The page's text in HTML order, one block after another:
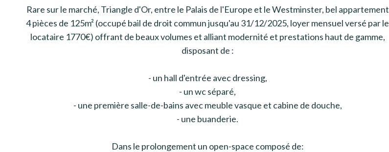
Rare sur le marché, Triangle d'Or, entre le Palais de l'Europe et le Westminster, bel appartement
4 pièces de 125m² (occupé bail de droit commun jusqu'au 31/12/2025, loyer mensuel versé par le
locataire 1770€) offrant de beaux volumes et alliant modernité et prestations haut de gamme,
disposant de :
- un hall d'entrée avec dressing,
- un wc séparé,
- une première salle-de-bains avec meuble vasque et cabine de douche,
- une buanderie.
Dans le prolongement un open-space composé de: